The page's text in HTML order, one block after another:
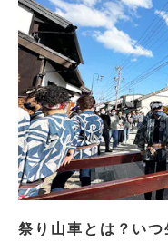
祭り山車とは？い